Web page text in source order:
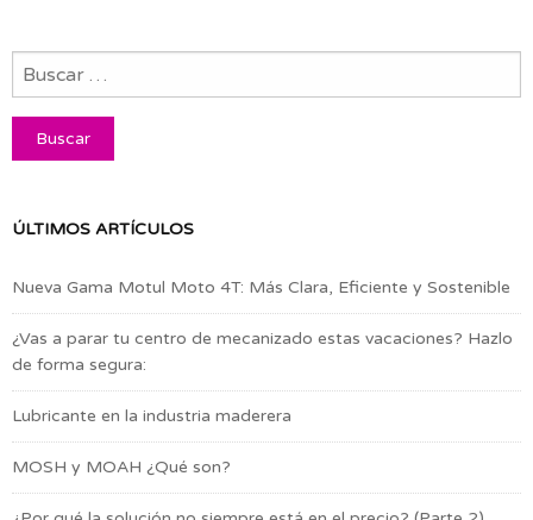
ÚLTIMOS ARTÍCULOS
Nueva Gama Motul Moto 4T: Más Clara, Eficiente y Sostenible
¿Vas a parar tu centro de mecanizado estas vacaciones? Hazlo
de forma segura:
Lubricante en la industria maderera
MOSH y MOAH ¿Qué son?